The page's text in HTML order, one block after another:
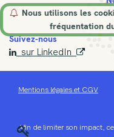
Suivez-nous
 sur LinkedIn 
Mentions légales et CGV
Afin de limiter son impact,
Nous utilisons les
fréquentation